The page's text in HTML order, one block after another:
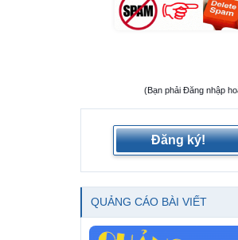
(Bạn phải Đăng nhập
Đăng ký!
QUẢNG CÁO BÀI VIẾT